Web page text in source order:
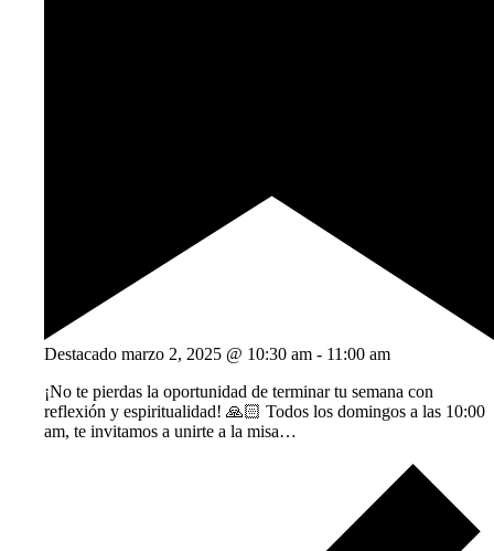
Destacado marzo 2, 2025 @ 10:30 am - 11:00 am
¡No te pierdas la oportunidad de terminar tu semana con
reflexión y espiritualidad! 🙏🏻 Todos los domingos a las 10:00
am, te invitamos a unirte a la misa…